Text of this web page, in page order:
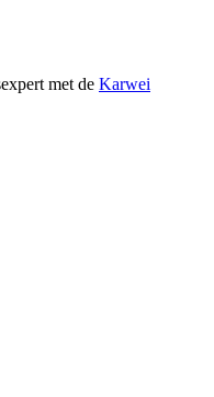
met de Karwei